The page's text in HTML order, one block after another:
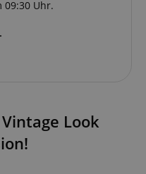
09:30 Uhr.
Look